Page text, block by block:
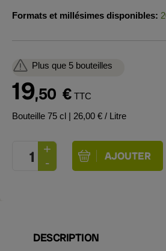
Formats et millésimes disponibles:
Plus que 5 bouteilles
19,50 € TTC
Bouteille 75 cl | 26,00 € / Litre
DESCRIPTION